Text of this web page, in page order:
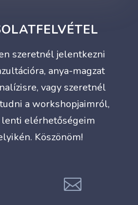
szeretnél jelentkezni
anya-magzat
vagy szeretnél
a workshopjaimról,
lenti elérhetőségeim
Köszönöm!
